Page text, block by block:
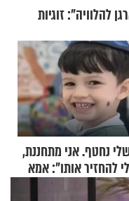
להלוויה": זוגיות
נחטף. אני מתחננת,
להחזיר אותו": אמא
דומע